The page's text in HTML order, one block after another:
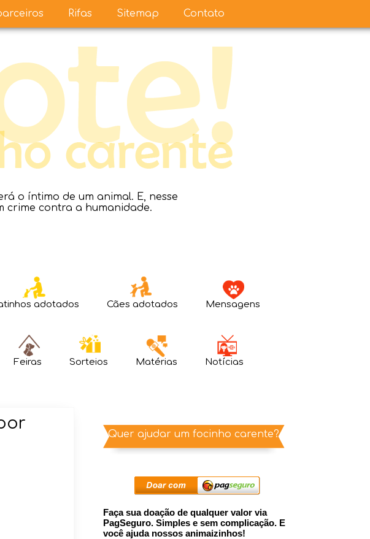
o íntimo de um animal. E, nesse
crime contra a humanidade.
adotados Cães adotados Mensagens
Feiras Sorteios Matérias Notícias
Rifas Sitemap Contato
Quer ajudar um focinho carente?
Faça sua doação de qualquer valor via
PagSeguro. Simples e sem complicação. E
você ajuda nossos animaizinhos!